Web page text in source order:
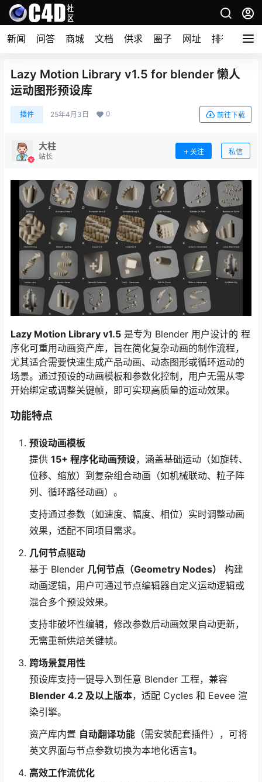
新闻 问答 商城 文档 供求 圈子 网址 排行榜
Lazy Motion Library v1.5 for blender 懒人
运动图形预设库
插件 25年4月3日 0 前往下载
大柱
站长
关注 私信
Lazy Motion Library v1.5 是专为 Blender 用户设计的 ​程
序化可重用动画资产库，旨在简化复杂动画的制作流程，
尤其适合需要快速生成产品动画、动态图形或循环运动的
场景。通过预设的动画模板和参数化控制，用户无需从零
开始绑定或调整关键帧，即可实现高质量的运动效果。
功能特点
预设动画模板
提供 ​ 15+ 程序化动画预设，涵盖基础运动（如旋转、
位移、缩放）到复杂组合动画（如机械联动、粒子阵
列、循环路径动画）。
支持通过参数（如速度、幅度、相位）实时调整动画
效果，适配不同项目需求。
几何节点驱动
基于 Blender ​ 几何节点（Geometry Nodes）​
构建
动画逻辑，用户可通过节点编辑器自定义运动逻辑或
混合多个预设效果。
支持非破坏性编辑，修改参数后动画效果自动更新，
无需重新烘焙关键帧。
跨场景复用性
预设库支持一键导入到任意 Blender 工程，兼容 ​
Blender 4.2 及以上版本，适配 Cycles 和 Eevee 渲
染引擎。
资产库内置 ​ 自动翻译功能 ​（需安装配套插件），可将
英文界面与节点参数切换为本地化语言1。
高效工作流优化